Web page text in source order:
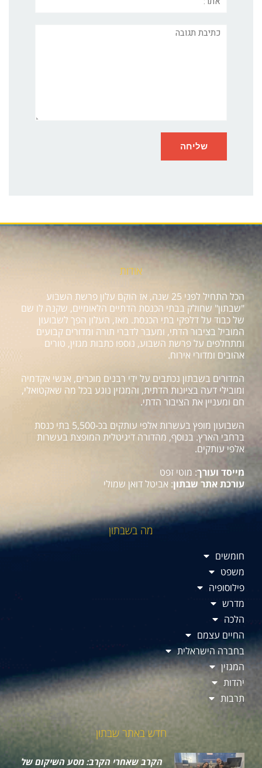
תגובה
אודות
הכל התחיל לפני 25 שנה, אז הוקם עלון פרשת השבוע
"שבתון" שחולק בבתי הכנסת הדתיים הלאומיים, שקנה לו שם
של כבוד על דלפקי בתי הכנסת. מאז, העלון הפך לשבועון
המוביל בציבור הדתי, ומעבר לדברי תורה ומדורים קבועים
ומתחלפים על פרשת השבוע, נוספו כתבות מגזין, טורים
אהובים ומדורי אירוח.
המדורים בשבתון נכתבים על ידי רבנים מוכרים, אנשי אקדמיה
ומובילי דעה בציונות הדתית, והמגזין נוגע בכל מה שאקטואלי,
חם ומעניין את הציבור הדתי.
השבועון מופץ בעשרות אלפי עותקים בכ-5,500 בתי כנסת
ברחבי הארץ. בנוסף, מהדורה דיגיטלית המופצת בעשרות
אלפי עותקים.
מייסד ועורך: מוטי זפט
עורכת אתר שבתון: אביטל דואן שמולי
מה בשבתון
חומשים
משפט
פילוסופיה
מדרש
הלכה
החיים עצמם
בחברה הישראלית
המגזין
יהדות
תרבות
חדש באתר שבתון
הקרב שאחרי הקרב: מסע השיקום של